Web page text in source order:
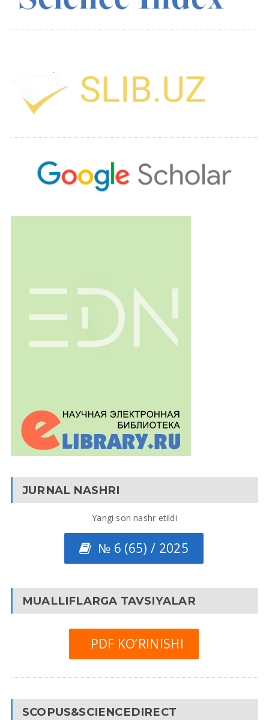
JURNAL NASHRI
Yangi son nashr etildi
№ 6 (65) / 2025
MUALLIFLARGA TAVSIYALAR
PDF KO’RINISHI
SCOPUS&SCIENCEDIRECT